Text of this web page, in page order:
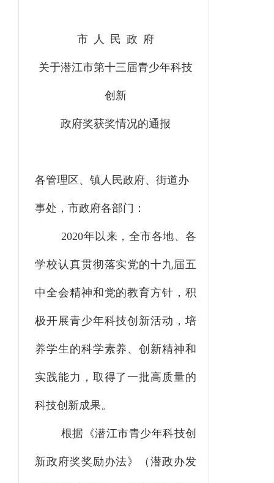
市 人 民 政 府
关于潜江市第十三届青少年科技
创新
政府奖获奖情况的通报
各管理区、镇人民政府、街道办
事处，市政府各部门 ：
2020年以来，全市各地、各
学校认真贯彻落实党的十九届五
中全会精神和党的教育方针，积
极开展青少年科技创新活动，培
养学生的科学素养、创新精神和
实践能力，取得了一批高质量的
科技创新成果。
根据《潜江市青少年科技创
新政府奖奖励办法》（潜政办发